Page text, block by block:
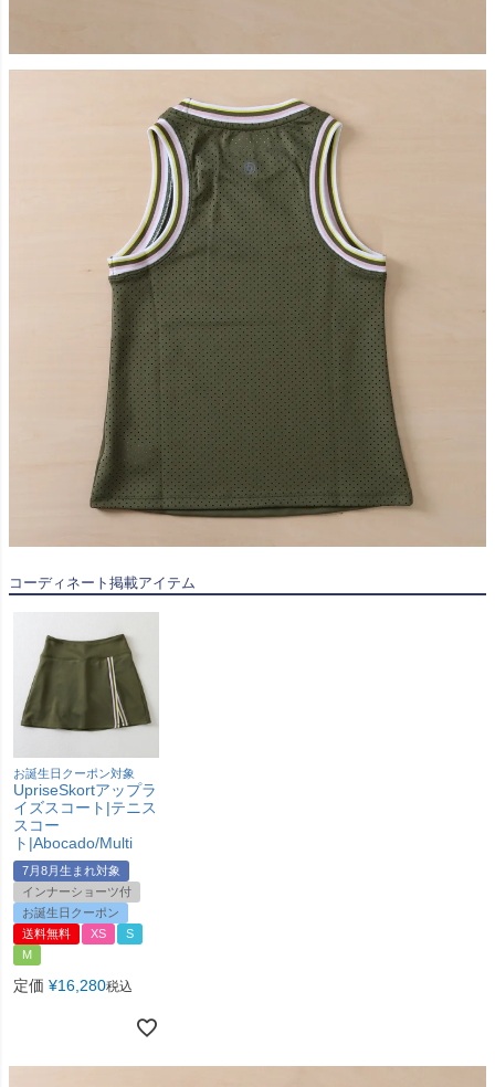
コーディネート掲載アイテム
お誕生日クーポン対象
UpriseSkortアップラ
イズスコート|テニス
スコー
ト|Abocado/Multi
7月8月生まれ対象
インナーショーツ付
お誕生日クーポン
送料無料
XS
S
M
定価 ¥16,280税込